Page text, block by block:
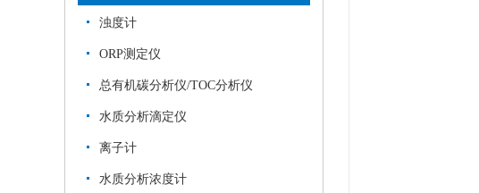
浊度计
ORP测定仪
总有机碳分析仪/TOC分析仪
水质分析滴定仪
离子计
水质分析浓度计